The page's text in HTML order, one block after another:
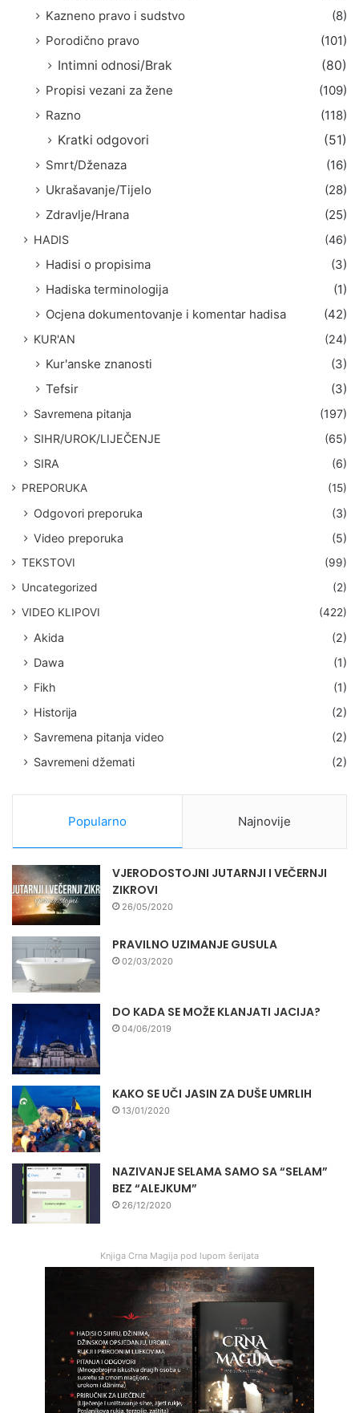
Kazneno pravo i sudstvo
(8)
Porodično pravo
(101)
Intimni odnosi/Brak
(80)
Propisi vezani za žene
(109)
Razno
(118)
Kratki odgovori
(51)
Smrt/Dženaza
(16)
Ukrašavanje/Tijelo
(28)
Zdravlje/Hrana
(25)
HADIS (46)
Hadisi o propisima
(3)
Hadiska terminologija
(1)
Ocjena dokumentovanje i komentar hadisa
(42)
KUR'AN (24)
Kur'anske znanosti
(3)
Tefsir
(3)
Savremena pitanja
(197)
SIHR/UROK/LIJEČENJE
(65)
SIRA
(6)
PREPORUKA (15)
Odgovori preporuka
(3)
Video preporuka
(5)
TEKSTOVI
(99)
Uncategorized
(2)
VIDEO KLIPOVI
(422)
Akida
(2)
Dawa
(1)
Fikh
(1)
Historija
(2)
Savremena pitanja video
(2)
Savremeni džemati
(2)
Popularno Najnovije
VJERODOSTOJNI JUTARNJI I VEČERNJI
ZIKROVI
26/05/2020
PRAVILNO UZIMANJE GUSULA
02/03/2020
DO KADA SE MOŽE KLANJATI JACIJA?
04/06/2019
KAKO SE UČI JASIN ZA DUŠE UMRLIH
13/01/2020
NAZIVANJE SELAMA SAMO SA “SELAM”
BEZ “ALEJKUM”
26/12/2020
Knjiga Crna Magija pod lupom šerijata